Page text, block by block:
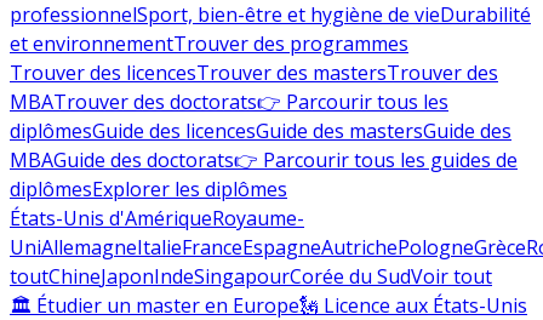
professionnelSport, bien-être et hygiène de vieDurabilité
et environnementTrouver des programmes
Trouver des licencesTrouver des mastersTrouver des
MBATrouver des doctorats👉 Parcourir tous les
diplômesGuide des licencesGuide des mastersGuide des
MBAGuide des doctorats👉 Parcourir tous les guides de
diplômesExplorer les diplômes
États-Unis d'AmériqueRoyaume-
UniAllemagneItalieFranceEspagneAutrichePologneGrèce
toutChineJaponIndeSingapourCorée du SudVoir tout
🏛 Étudier un master en Europe🗽 Licence aux États-Unis